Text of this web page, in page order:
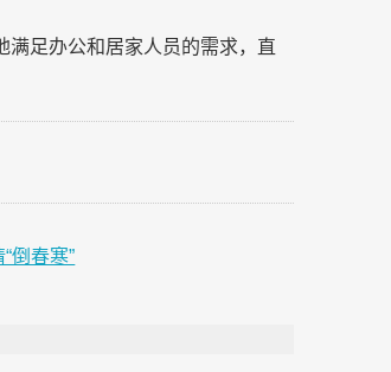
满足办公和居家人员的需求，直
倒春寒”